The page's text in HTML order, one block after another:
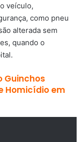
veículo,
como pneu
alterada sem
quando o
Guinchos
Homicídio em